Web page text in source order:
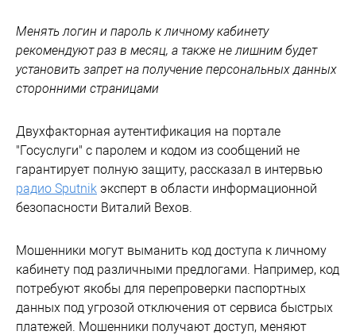
Менять логин и пароль к личному кабинету
рекомендуют раз в месяц, а также не лишним будет
установить запрет на получение персональных данных
сторонними страницами
Двухфакторная аутентификация на портале
"Госуслуги" с паролем и кодом из сообщений не
гарантирует полную защиту, рассказал в интервью
радио Sputnik эксперт в области информационной
безопасности Виталий Вехов.
Мошенники могут выманить код доступа к личному
кабинету под различными предлогами. Например, код
потребуют якобы для перепроверки паспортных
данных под угрозой отключения от сервиса быстрых
платежей. Мошенники получают доступ, меняют